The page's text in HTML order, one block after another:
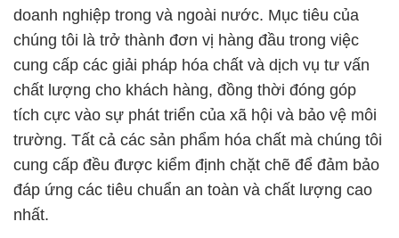
doanh nghiệp trong và ngoài nước. Mục tiêu của
chúng tôi là trở thành đơn vị hàng đầu trong việc
cung cấp các giải pháp hóa chất và dịch vụ tư vấn
chất lượng cho khách hàng, đồng thời đóng góp
tích cực vào sự phát triển của xã hội và bảo vệ môi
trường. Tất cả các sản phẩm hóa chất mà chúng tôi
cung cấp đều được kiểm định chặt chẽ để đảm bảo
đáp ứng các tiêu chuẩn an toàn và chất lượng cao
nhất.